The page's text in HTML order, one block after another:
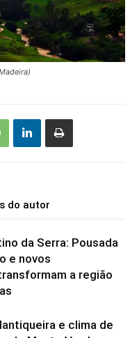
do autor
da Serra: Pousada
e novos
a região
e clima de